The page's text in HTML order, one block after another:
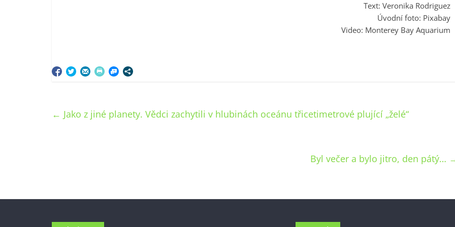
Text: Veronika Rodriguez
Úvodní foto: Pixabay
Video: Monterey Bay Aquarium
← Jako z jiné planety. Vědci zachytili v hlubinách oceánu třicetimetrové plující „želé“
Byl večer a bylo jitro, den pátý…